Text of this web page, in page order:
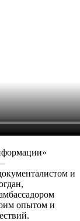
и
опытом и